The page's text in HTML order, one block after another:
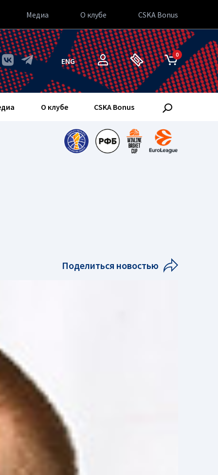
Медиа О клубе CSKA Bonus
ENG
0
О клубе CSKA Bonus
Поделиться новостью